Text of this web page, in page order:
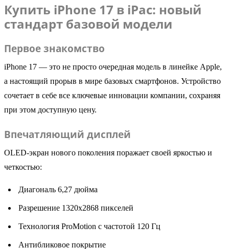
Купить iPhone 17 в iPac: новый
стандарт базовой модели
Первое знакомство
iPhone 17 — это не просто очередная модель в линейке Apple,
а настоящий прорыв в мире базовых смартфонов. Устройство
сочетает в себе все ключевые инновации компании, сохраняя
при этом доступную цену.
Впечатляющий дисплей
OLED-экран нового поколения поражает своей яркостью и
четкостью:
Диагональ 6,27 дюйма
Разрешение 1320x2868 пикселей
Технология ProMotion с частотой 120 Гц
Антибликовое покрытие